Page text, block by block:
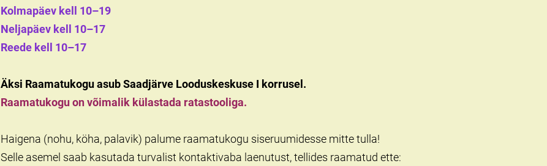
Kolmapäev kell 10–19
Neljapäev kell 10–17
Reede kell 10–17
Äksi Raamatukoguasub Saadjärve Looduskeskuse I korrusel.
Raamatukogu on võimalik külastada ratastooliga.
Haigena (nohu, köha, palavik) palume raamatukogu siseruumidesse mitte tulla!
Selle asemel saab kasutada turvalist kontaktivaba laenutust, tellides raamatud ette: